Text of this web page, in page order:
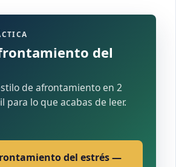
del
de afrontamiento en 2
lo que acabas de leer.
del estrés —